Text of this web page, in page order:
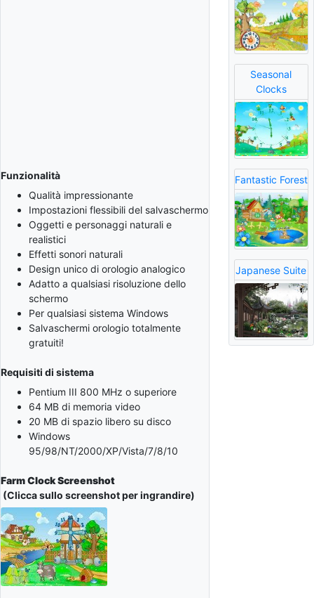
Funzionalità
Qualità impressionante
Impostazioni flessibili del salvaschermo
Oggetti e personaggi naturali e
realistici
Effetti sonori naturali
Design unico di orologio analogico
Adatto a qualsiasi risoluzione dello
schermo
Per qualsiasi sistema Windows
Salvaschermi orologio totalmente
gratuiti!
Requisiti di sistema
Pentium III 800 MHz o superiore
64 MB di memoria video
20 MB di spazio libero su disco
Windows
95/98/NT/2000/XP/Vista/7/8/10
Farm Clock Screenshot
(Clicca sullo screenshot per ingrandire)
Seasonal
Clocks
Fantastic Forest
Japanese Suite